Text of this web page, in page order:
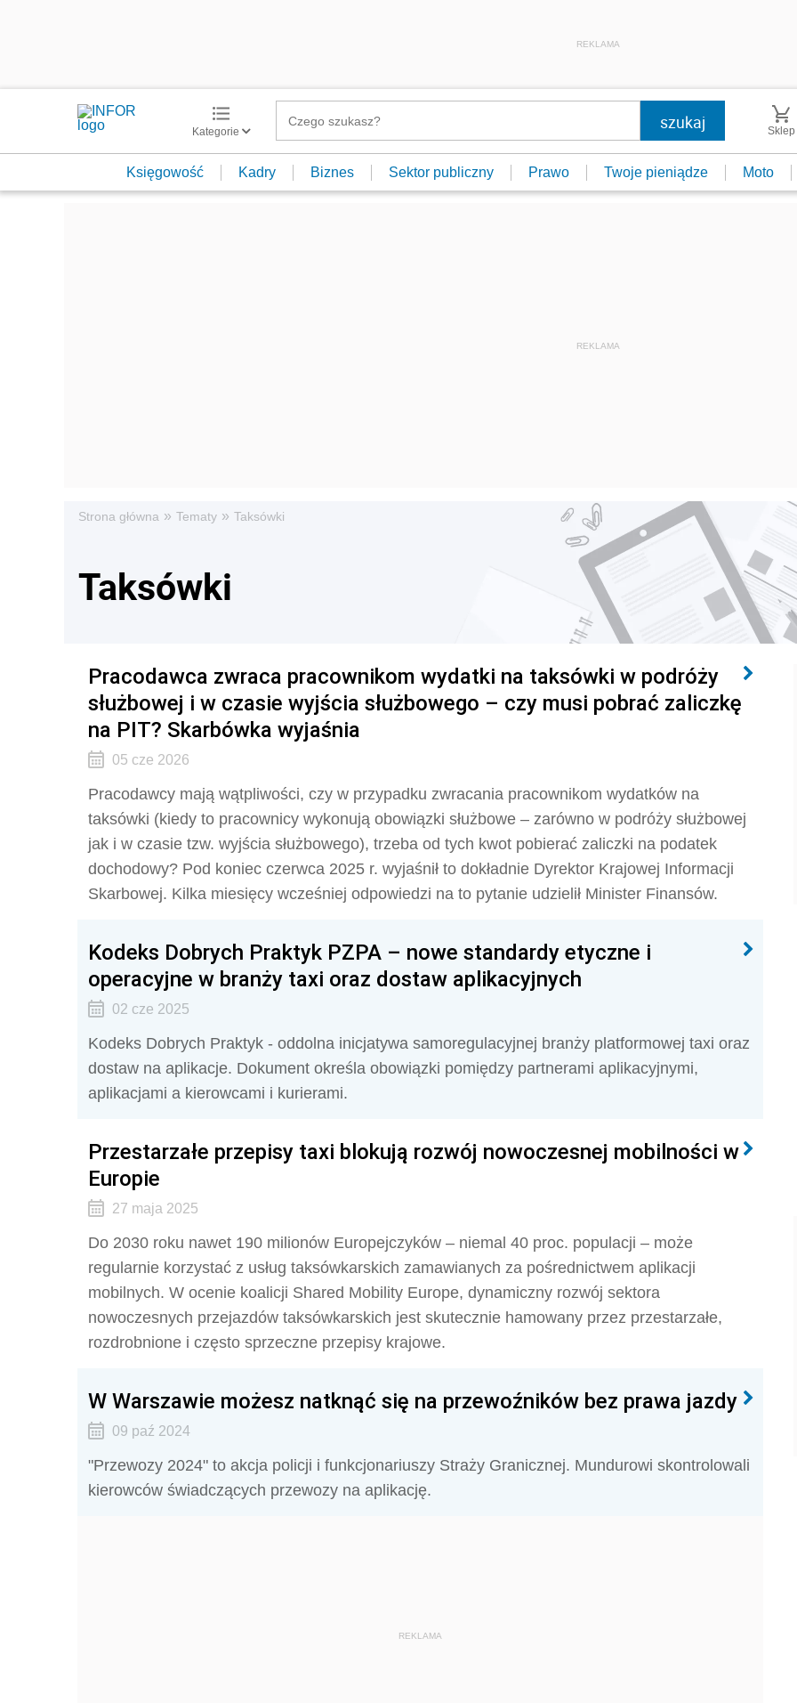
REKLAMA
Kategorie Sklep
Księgowość Kadry Biznes Sektor publiczny Prawo Twoje pieniądze Moto
Strona główna » Tematy » Taksówki
Taksówki
Pracodawca zwraca pracownikom wydatki na taksówki w podróży
służbowej i w czasie wyjścia służbowego – czy musi pobrać zaliczkę
na PIT? Skarbówka wyjaśnia
05 cze 2026
Pracodawcy mają wątpliwości, czy w przypadku zwracania pracownikom wydatków na
taksówki (kiedy to pracownicy wykonują obowiązki służbowe – zarówno w podróży służbowej
jak i w czasie tzw. wyjścia służbowego), trzeba od tych kwot pobierać zaliczki na podatek
dochodowy? Pod koniec czerwca 2025 r. wyjaśnił to dokładnie Dyrektor Krajowej Informacji
Skarbowej. Kilka miesięcy wcześniej odpowiedzi na to pytanie udzielił Minister Finansów.
Kodeks Dobrych Praktyk PZPA – nowe standardy etyczne i
operacyjne w branży taxi oraz dostaw aplikacyjnych
02 cze 2025
Kodeks Dobrych Praktyk - oddolna inicjatywa samoregulacyjnej branży platformowej taxi oraz
dostaw na aplikacje. Dokument określa obowiązki pomiędzy partnerami aplikacyjnymi,
aplikacjami a kierowcami i kurierami.
Przestarzałe przepisy taxi blokują rozwój nowoczesnej mobilności w
Europie
27 maja 2025
Do 2030 roku nawet 190 milionów Europejczyków – niemal 40 proc. populacji – może
regularnie korzystać z usług taksówkarskich zamawianych za pośrednictwem aplikacji
mobilnych. W ocenie koalicji Shared Mobility Europe, dynamiczny rozwój sektora
nowoczesnych przejazdów taksówkarskich jest skutecznie hamowany przez przestarzałe,
rozdrobnione i często sprzeczne przepisy krajowe.
W Warszawie możesz natknąć się na przewoźników bez prawa jazdy
09 paź 2024
"Przewozy 2024" to akcja policji i funkcjonariuszy Straży Granicznej. Mundurowi skontrolowali
kierowców świadczących przewozy na aplikację.
REKLAMA